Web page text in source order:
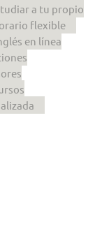
a tu propio
flexible
en línea